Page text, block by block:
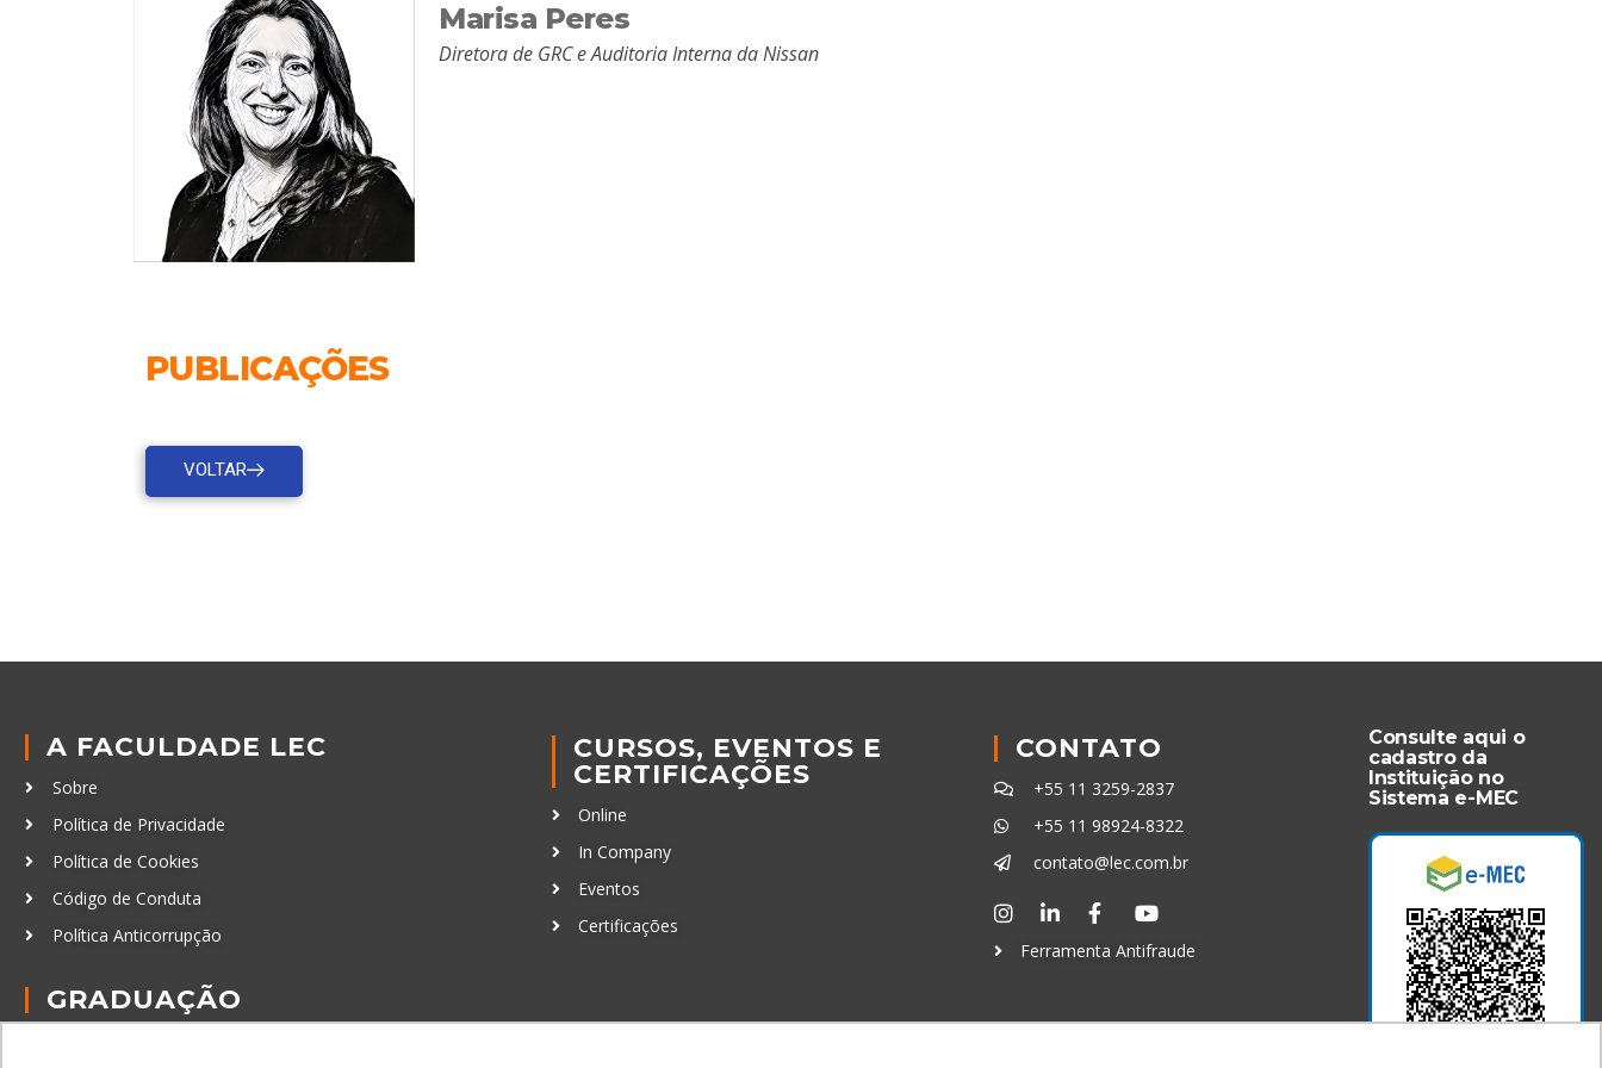
Marisa Peres
Diretora de GRC e Auditoria Interna da Nissan
PUBLICAÇÕES
VOLTAR
A FACULDADE LEC
Sobre
Política de Privacidade
Política de Cookies
Código de Conduta
Política Anticorrupção
GRADUAÇÃO
CURSOS, EVENTOS E
CERTIFICAÇÕES
Online
In Company
Eventos
Certificações
CONTATO
+55 11 3259-2837
+55 11 98924-8322
contato@lec.com.br
Ferramenta Antifraude
Consulte aqui o
cadastro da
Instituição no
Sistema e-MEC